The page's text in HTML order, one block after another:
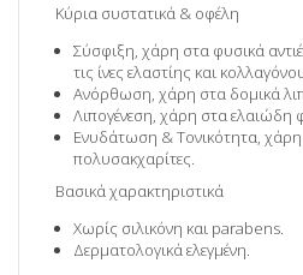
Κύρια συστατικά & οφέλη
Σύσφιξη, χάρη στα φυσικά
τις ίνες ελαστίης και
Ανόρθωση, χάρη στα δομικά
Λιπογένεση, χάρη στα ελαιώδη
Ενυδάτωση & Τονικότητα,
πολυσακχαρίτες.
Βασικά χαρακτηριστικά
Χωρίς σιλικόνη και parabens.
Δερματολογικά ελεγμένη.